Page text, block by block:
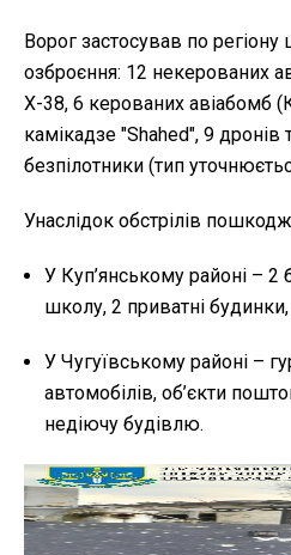
Ворог застосував по
озброєння: 12 некерованих
Х-38, 6 керованих авіабомб
камікадзе "Shahed", 9 дронів
безпілотники (тип
Унаслідок обстрілів
У Куп’янському районі – 2
школу, 2 приватні
У Чугуївському районі –
автомобілів, об’єкти
недіючу будівлю.